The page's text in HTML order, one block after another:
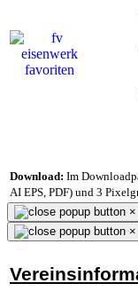
Download: Im
AI EPS, PDF) und 3
×
×